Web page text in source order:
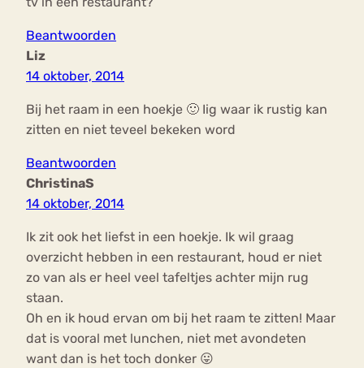
Beantwoorden
Liz
14 oktober, 2014
Bij het raam in een hoekje 🙂 Iig waar ik rustig kan
zitten en niet teveel bekeken word
Beantwoorden
ChristinaS
14 oktober, 2014
Ik zit ook het liefst in een hoekje. Ik wil graag
overzicht hebben in een restaurant, houd er niet
zo van als er heel veel tafeltjes achter mijn rug
staan.
Oh en ik houd ervan om bij het raam te zitten! Maar
dat is vooral met lunchen, niet met avondeten
want dan is het toch donker 😛